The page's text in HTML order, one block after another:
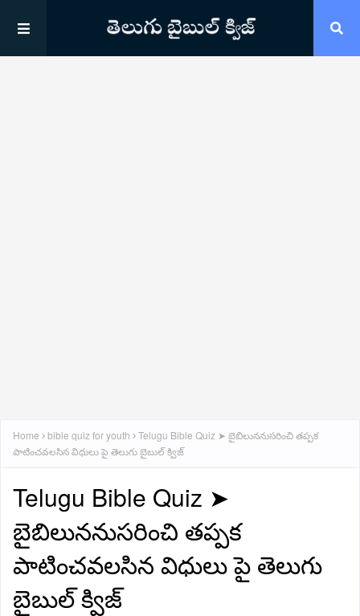
Home bible quiz for youth
Telugu Bible Quiz ➤ బైబిలుననుసరించి తప్పక
పాటించవలసిన విధులు పై తెలుగు బైబుల్ క్విజ్
Telugu Bible Quiz ➤
బైబిలుననుసరించి తప్పక
పాటించవలసిన విధులు పై తెలుగు
బైబుల్ క్విజ్